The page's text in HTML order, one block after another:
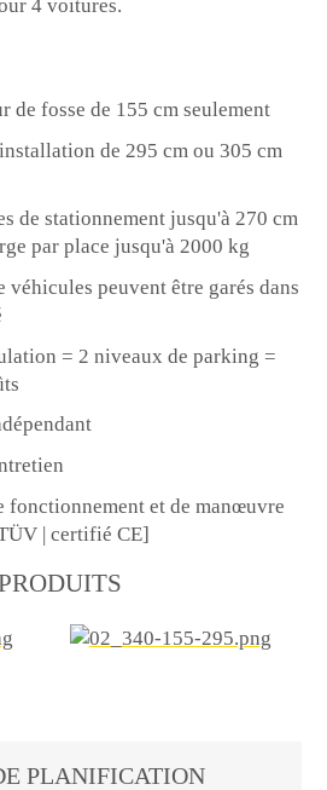
4 voitures.
de fosse de 155 cm seulement
de 295 cm ou 305 cm
de stationnement jusqu'à 270 cm
par place jusqu'à 2000 kg
véhicules peuvent être garés dans
= 2 niveaux de parking =
fonctionnement et de manœuvre
| certifié CE]
PLANIFICATION